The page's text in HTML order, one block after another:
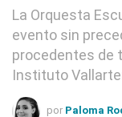
La Orquesta
evento sin
procedentes de
Instituto
por Paloma